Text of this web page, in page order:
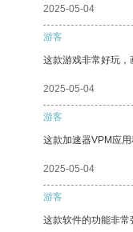
2025-05-04
游客
这款游戏非常好玩，
2025-05-04
游客
这款加速器VPM应
2025-05-04
游客
这款软件的功能非常